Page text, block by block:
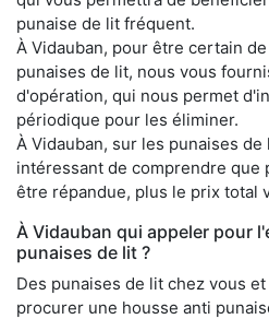
punaise de lit fréquent.
À Vidauban, pour être certain
punaises de lit, nous vous
d'opération, qui nous permet
périodique pour les éliminer.
À Vidauban, sur les punaises
intéressant de comprendre que
être répandue, plus le prix total
À Vidauban qui appeler pour
punaises de lit ?
Des punaises de lit chez vous
procurer une housse anti